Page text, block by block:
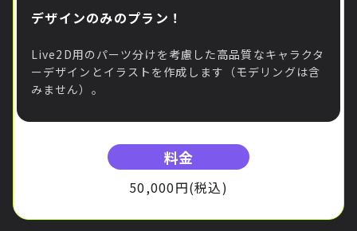
デザインのみのプラン！
Live2D用のパーツ分けを考慮した高品質なキャラクタ
ーデザインとイラストを作成します（モデリングは含
みません）。
料金
50,000円(税込)